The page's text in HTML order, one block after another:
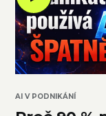
AI V PODNIKÁNÍ